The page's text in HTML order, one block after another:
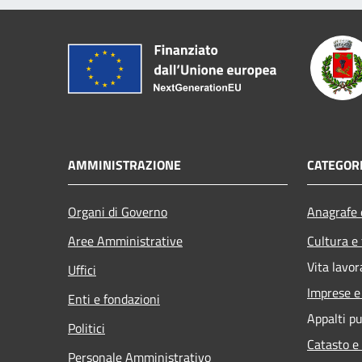
AMMINISTRAZIONE
Organi di Governo
Aree Amministrative
Uffici
Enti e fondazioni
Politici
Personale Amministrativo
Cultura
Vita
Imprese
Appalti
Catasto